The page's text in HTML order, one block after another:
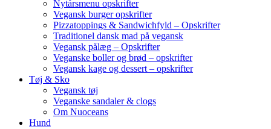
Nytårsmenu opskrifter
Vegansk burger opskrifter
Pizzatoppings & Sandwichfyld – Opskrifter
Traditionel dansk mad på vegansk
Vegansk pålæg – Opskrifter
Veganske boller og brød – opskrifter
Vegansk kage og dessert – opskrifter
Tøj & Sko
Vegansk tøj
Veganske sandaler & clogs
Om Nuoceans
Hund